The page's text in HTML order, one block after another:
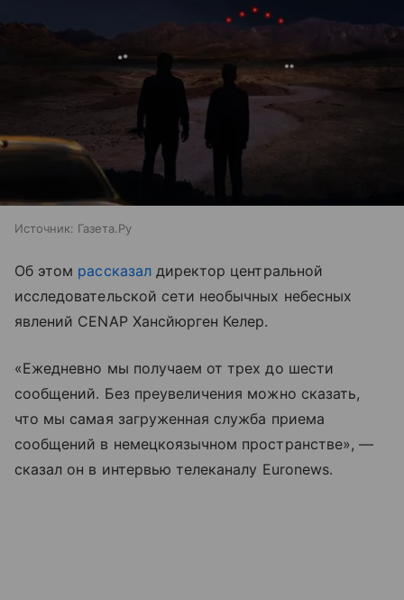
Источник: Газета.Ру
Об этом рассказалдиректор центральной
исследовательской сети необычных небесных
явлений CENAP Хансйюрген Келер.
«Ежедневно мы получаем от трех до шести
сообщений. Без преувеличения можно сказать,
что мы самая загруженная служба приема
сообщений в немецкоязычном пространстве», —
сказал он в интервью телеканалу Euronews.